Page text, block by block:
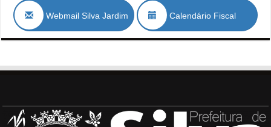
Webmail Silva Jardim Calendário Fiscal